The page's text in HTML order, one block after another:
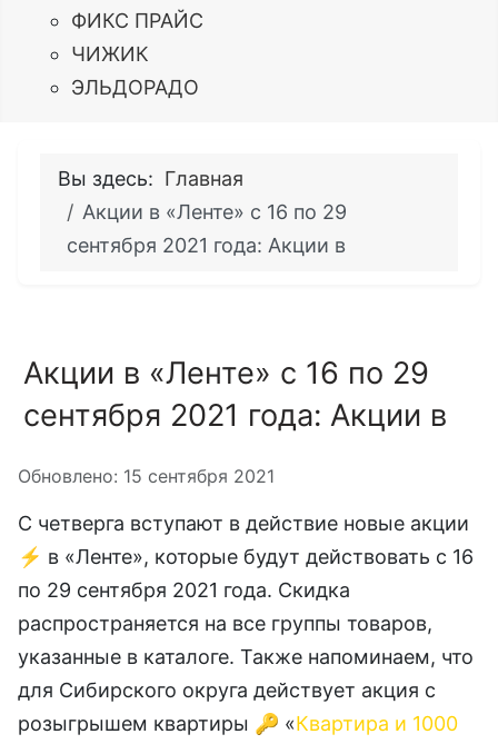
ФИКС ПРАЙС
ЧИЖИК
ЭЛЬДОРАДО
Вы здесь: Главная
Акции в «Ленте» с 16 по 29
сентября 2021 года: Акции в
Акции в «Ленте» с 16 по 29
сентября 2021 года: Акции в
Информация о материале
Обновлено: 15 сентября 2021
С четверга вступают в действие новые акции
⚡️ в «Ленте», которые будут действовать с 16
по 29 сентября 2021 года. Скидка
распространяется на все группы товаров,
указанные в каталоге. Также напоминаем, что
для Сибирского округа действует акция с
розыгрышем квартиры 🔑 «Квартира и 1000